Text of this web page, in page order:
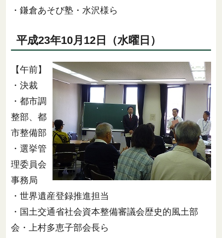
・鎌倉あそび塾・水沢様ら
平成23年10月12日（水曜日）
【午前】
・決裁
・都市調
整部、都
市整備部
・選挙管
理委員会
事務局
・世界遺産登録推進担当
・国土交通省社会資本整備審議会歴史的風土部
会・上村多恵子部会長ら